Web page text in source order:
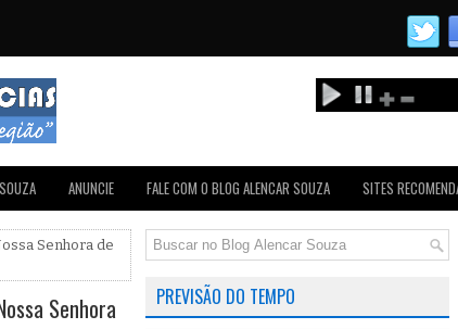
ANUNCIE FALE COM O BLOG ALENCAR SOUZA SITES
Senhora de
Senhora PREVISÃO DO TEMPO